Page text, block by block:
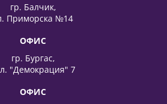
гр. Балчик,
Приморска №14
ОФИС
гр. Бургас,
"Демокрация" 7
ОФИС